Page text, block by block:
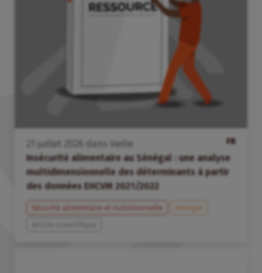
FR
juillet dans
Veille
Insécurité alimentaire au Sénégal : une analyse
multidimensionnelle des déterminants à partir
des données EHCVM 2021/2022
Sécurité alimentaire et nutritionnelle
Sénégal